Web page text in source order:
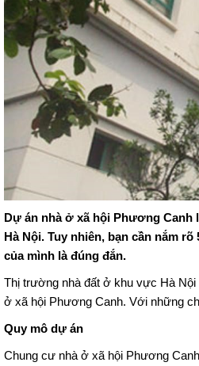
Dự án nhà ở xã hội Phương Canh
Hà Nội. Tuy nhiên, bạn cần nắm
của mình là đúng đắn.
Thị trường nhà đất ở khu vực Hà Nội
ở xã hội Phương Canh. Với những
Quy mô dự án
Chung cư nhà ở xã hội Phương Canh